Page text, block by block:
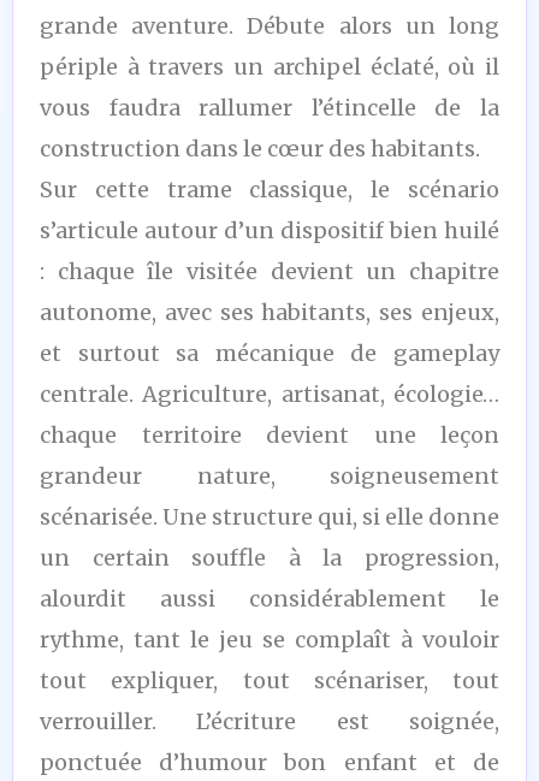
grande aventure. Débute alors un long
périple à travers un archipel éclaté, où il
vous faudra rallumer l’étincelle de la
construction dans le cœur des habitants.
Sur cette trame classique, le scénario
s’articule autour d’un dispositif bien huilé
: chaque île visitée devient un chapitre
autonome, avec ses habitants, ses enjeux,
et surtout sa mécanique de gameplay
centrale. Agriculture, artisanat, écologie…
chaque territoire devient une leçon
grandeur nature, soigneusement
scénarisée. Une structure qui, si elle donne
un certain souffle à la progression,
alourdit aussi considérablement le
rythme, tant le jeu se complaît à vouloir
tout expliquer, tout scénariser, tout
verrouiller. L’écriture est soignée,
ponctuée d’humour bon enfant et de